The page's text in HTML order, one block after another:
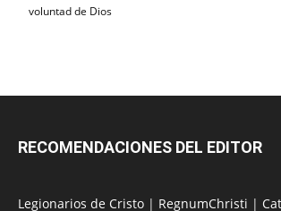
voluntad de Dios
RECOMENDACIONES DEL EDITOR
Legionarios de Cristo | RegnumChristi |